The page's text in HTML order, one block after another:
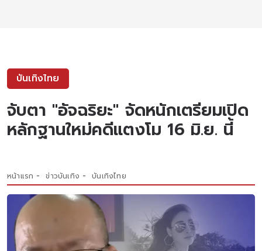
บันเทิงไทย
จับตา "อัจฉริยะ" จัดหนักเตรียมเปิด
หลักฐานใหม่คดีแตงโม 16 มิ.ย. นี้
หน้าแรก ข่าวบันเทิง บันเทิงไทย